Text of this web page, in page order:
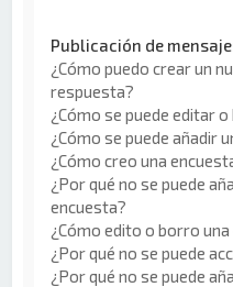
Publicación de
¿Cómo puedo crear un
respuesta?
¿Cómo se puede editar
¿Cómo se puede añadir
¿Cómo creo una
¿Por qué no se puede
encuesta?
¿Cómo edito o borro
¿Por qué no se puede
¿Por qué no se puede